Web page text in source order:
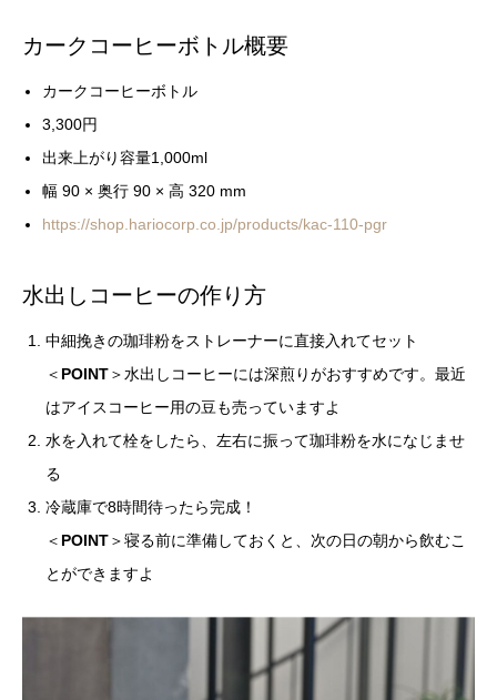
カークコーヒーボトル概要
カークコーヒーボトル
3,300円
出来上がり容量1,000ml
幅 90 × 奥行 90 × 高 320 mm
https://shop.hariocorp.co.jp/products/kac-110-pgr
水出しコーヒーの作り方
中細挽きの珈琲粉をストレーナーに直接入れてセット
＜ POINT＞水出しコーヒーには深煎りがおすすめです。最近
はアイスコーヒー用の豆も売っていますよ
水を入れて栓をしたら、左右に振って珈琲粉を水になじませ
る
冷蔵庫で8時間待ったら完成！
＜ POINT＞寝る前に準備しておくと、次の日の朝から飲むこ
とができますよ